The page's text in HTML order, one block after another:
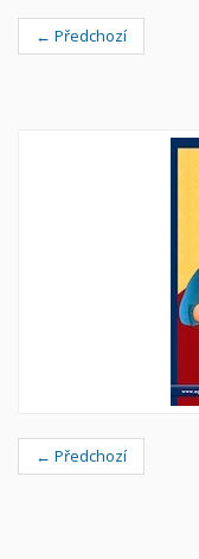
← Předchozí
← Předchozí